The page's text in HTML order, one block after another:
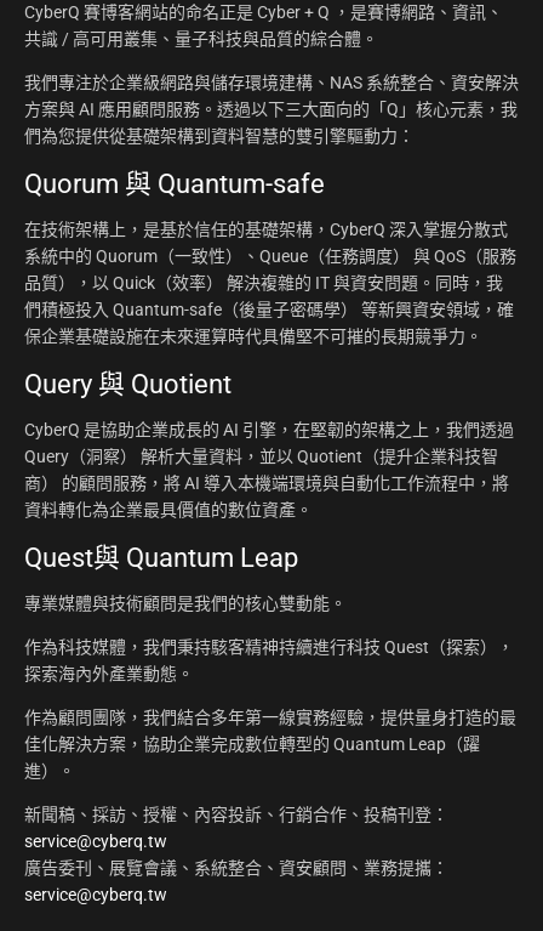
CyberQ 賽博客網站的命名正是 Cyber + Q ，是賽博網路、資訊、
共識 / 高可用叢集、量子科技與品質的綜合體。
我們專注於企業級網路與儲存環境建構、NAS 系統整合、資安解決
方案與 AI 應用顧問服務。透過以下三大面向的「Q」核心元素，我
們為您提供從基礎架構到資料智慧的雙引擎驅動力：
Quorum 與 Quantum-safe
在技術架構上，是基於信任的基礎架構，CyberQ 深入掌握分散式
系統中的 Quorum（一致性）、Queue（任務調度） 與 QoS（服務
品質），以 Quick（效率） 解決複雜的 IT 與資安問題。同時，我
們積極投入 Quantum-safe（後量子密碼學） 等新興資安領域，確
保企業基礎設施在未來運算時代具備堅不可摧的長期競爭力。
Query 與 Quotient
CyberQ 是協助企業成長的 AI 引擎，在堅韌的架構之上，我們透過
Query（洞察） 解析大量資料，並以 Quotient（提升企業科技智
商） 的顧問服務，將 AI 導入本機端環境與自動化工作流程中，將
資料轉化為企業最具價值的數位資產。
Quest與 Quantum Leap
專業媒體與技術顧問是我們的核心雙動能。
作為科技媒體，我們秉持駭客精神持續進行科技 Quest（探索），
探索海內外產業動態。
作為顧問團隊，我們結合多年第一線實務經驗，提供量身打造的最
佳化解決方案，協助企業完成數位轉型的 Quantum Leap（躍
進）。
新聞稿、採訪、授權、內容投訴、行銷合作、投稿刊登：
service@cyberq.tw
廣告委刊、展覽會議、系統整合、資安顧問、業務提攜：
service@cyberq.tw